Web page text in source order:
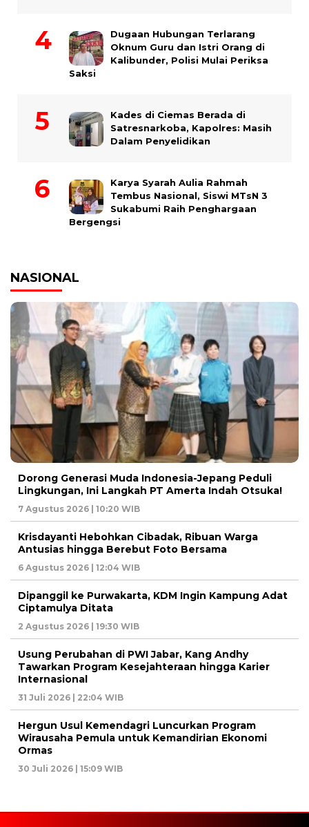
Dugaan Hubungan Terlarang
Oknum Guru dan Istri Orang di
Kalibunder, Polisi Mulai Periksa
Saksi
Kades di Ciemas Berada di
Satresnarkoba, Kapolres: Masih
Dalam Penyelidikan
Karya Syarah Aulia Rahmah
Tembus Nasional, Siswi MTsN 3
Sukabumi Raih Penghargaan
Bergengsi
NASIONAL
Dorong Generasi Muda Indonesia-Jepang Peduli
Lingkungan, Ini Langkah PT Amerta Indah Otsuka!
7 Agustus 2026 | 10:20 WIB
Krisdayanti Hebohkan Cibadak, Ribuan Warga
Antusias hingga Berebut Foto Bersama
6 Agustus 2026 | 12:04 WIB
Dipanggil ke Purwakarta, KDM Ingin Kampung Adat
Ciptamulya Ditata
2 Agustus 2026 | 19:30 WIB
Usung Perubahan di PWI Jabar, Kang Andhy
Tawarkan Program Kesejahteraan hingga Karier
Internasional
31 Juli 2026 | 22:04 WIB
Hergun Usul Kemendagri Luncurkan Program
Wirausaha Pemula untuk Kemandirian Ekonomi
Ormas
30 Juli 2026 | 15:09 WIB